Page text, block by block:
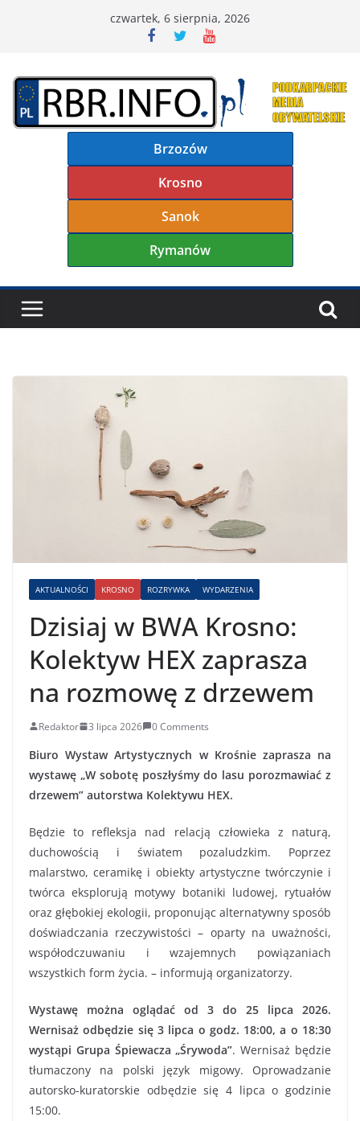
czwartek, 6 sierpnia, 2026
Brzozów
Krosno
Sanok
Rymanów
AKTUALNOŚCI KROSNO ROZRYWKA WYDARZENIA
Dzisiaj w BWA Krosno:
Kolektyw HEX zaprasza
na rozmowę z drzewem
Redaktor 3 lipca 2026 0 Comments
Biuro Wystaw Artystycznych w Krośnie zaprasza na
wystawę „W sobotę poszłyśmy do lasu porozmawiać z
drzewem” autorstwa Kolektywu HEX.
Będzie to refleksja nad relacją człowieka z naturą,
duchowością i światem pozaludzkim. Poprzez
malarstwo, ceramikę i obiekty artystyczne twórczynie i
twórca eksplorują motywy botaniki ludowej, rytuałów
oraz głębokiej ekologii, proponując alternatywny sposób
doświadczania rzeczywistości – oparty na uważności,
współodczuwaniu i wzajemnych powiązaniach
wszystkich form życia. – informują organizatorzy.
Wystawę można oglądać od 3 do 25 lipca 2026.
Wernisaż odbędzie się 3 lipca o godz. 18:00, a o 18:30
wystąpi Grupa Śpiewacza „Śrywoda”. Wernisaż będzie
tłumaczony na polski język migowy. Oprowadzanie
autorsko-kuratorskie odbędzie się 4 lipca o godzinie
15:00.